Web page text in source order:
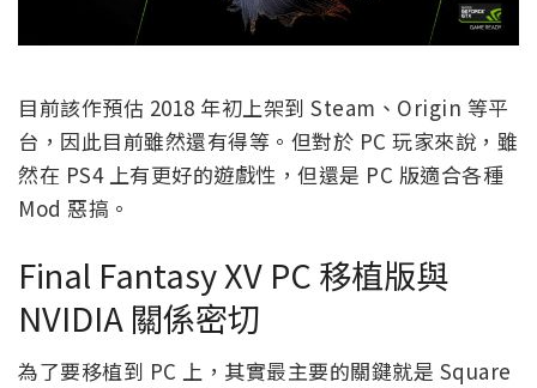
目前該作預估 2018 年初上架到 Steam、Origin 等平
台，因此目前雖然還有得等。但對於 PC 玩家來說，雖
然在 PS4 上有更好的遊戲性，但還是 PC 版適合各種
Mod 惡搞。
Final Fantasy XV PC 移植版與
NVIDIA 關係密切
為了要移植到 PC 上，其實最主要的關鍵就是 Square